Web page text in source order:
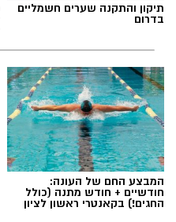
תיקון והתקנה שערים חשמליים
בדרום
המבצע החם של העונה:
חודשיים + חודש מתנה (כולל
החגים!) בקאנטרי ראשון לציון